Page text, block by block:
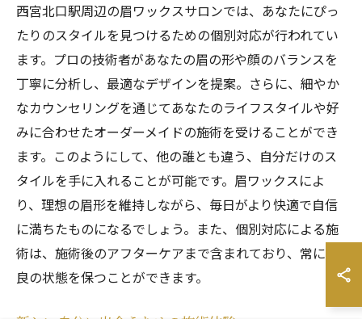
西宮北口駅周辺の眉ワックスサロンでは、あなたにぴっ
たりのスタイルを見つけるための個別対応が行われてい
ます。プロの技術者があなたの眉の形や顔のバランスを
丁寧に分析し、最適なデザインを提案。さらに、細やか
なカウンセリングを通じてあなたのライフスタイルや好
みに合わせたオーダーメイドの施術を受けることができ
ます。このようにして、他の誰とも違う、自分だけのス
タイルを手に入れることが可能です。眉ワックスによ
り、理想の眉形を維持しながら、毎日がより快適で自信
に満ちたものになるでしょう。また、個別対応による施
術は、施術後のアフターケアまで含まれており、常に最
良の状態を保つことができます。